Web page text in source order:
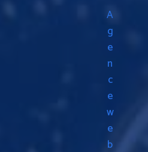
A
g
e
n
c
e
w
e
b